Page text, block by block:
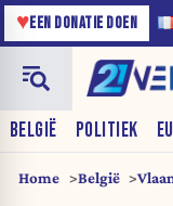
♥EEN DONATIE DOEN
BELGIË POLITIEK
Home België